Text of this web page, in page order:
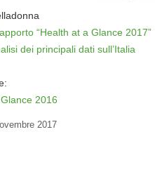
“Health at a Glance 2017”
dei principali dati sull’Italia
2016
2017